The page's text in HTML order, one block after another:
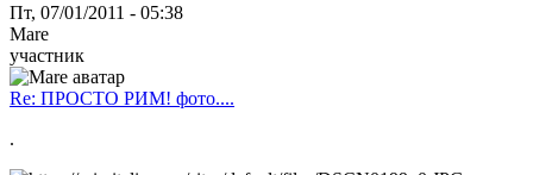
Пт, 07/01/2011 - 05:38
Mare
участник
Re: ПРОСТО РИМ! фото....
.